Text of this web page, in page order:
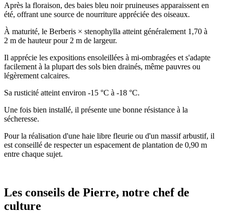
Après la floraison, des baies bleu noir pruineuses apparaissent en
été, offrant une source de nourriture appréciée des oiseaux.
À maturité, le Berberis × stenophylla atteint généralement 1,70 à
2 m de hauteur pour 2 m de largeur.
Il apprécie les expositions ensoleillées à mi-ombragées et s'adapte
facilement à la plupart des sols bien drainés, même pauvres ou
légèrement calcaires.
Sa rusticité atteint environ -15 °C à -18 °C.
Une fois bien installé, il présente une bonne résistance à la
sécheresse.
Pour la réalisation d'une haie libre fleurie ou d'un massif arbustif, il
est conseillé de respecter un espacement de plantation de 0,90 m
entre chaque sujet.
Les conseils de Pierre, notre chef de
culture